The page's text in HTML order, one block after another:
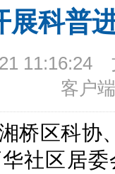
展科普
11:16:24
客户端
桥区科协
社区居